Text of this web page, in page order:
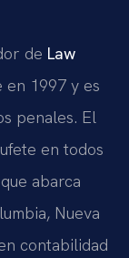
de Law
en 1997 y es
penales. El
en todos
abarca
Nueva
contabilidad